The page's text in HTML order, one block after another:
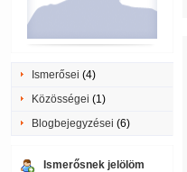
Ismerősei (4)
Közösségei (1)
Blogbejegyzései (6)
Ismerősnek jelölöm